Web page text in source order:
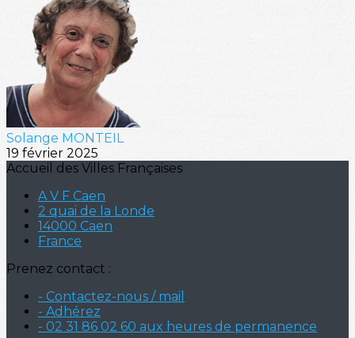
Solange MONTEIL
19 février 2025
Accueil des Villes Françaises
A V F Caen
2 quai de la Londe
14000 Caen
France
Prenez contact :
- Contactez-nous / mail
- Adhérez
- 02 31 86 02 60 aux heures de permanence